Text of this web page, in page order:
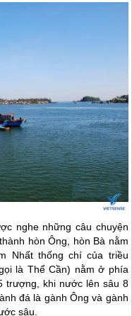
nghe những câu chuyện
hòn Ông, hòn Bà nằm
Nhất thống chí của triều
là Thể Cần) nằm ở phía
trượng, khi nước lên sâu 8
đá là gành Ông và gành
sâu.